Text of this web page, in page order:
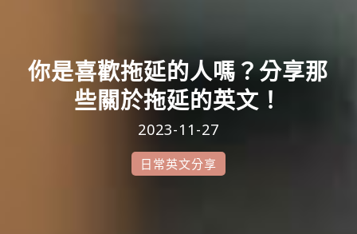
你是喜歡拖延的人嗎？分享那
些關於拖延的英文！
2023-11-27
日常英文分享